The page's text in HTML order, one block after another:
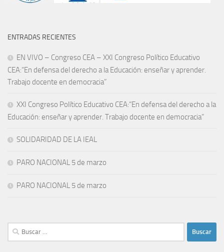
ENTRADAS RECIENTES
EN VIVO – Congreso CEA – XXI Congreso Político Educativo
CEA:“En defensa del derecho a la Educación: enseñar y aprender.
Trabajo docente en democracia”
XXI Congreso Político Educativo CEA:“En defensa del derecho a la
Educación: enseñar y aprender. Trabajo docente en democracia”
SOLIDARIDAD DE LA IEAL
PARO NACIONAL 5 de marzo
PARO NACIONAL 5 de marzo
Buscar: